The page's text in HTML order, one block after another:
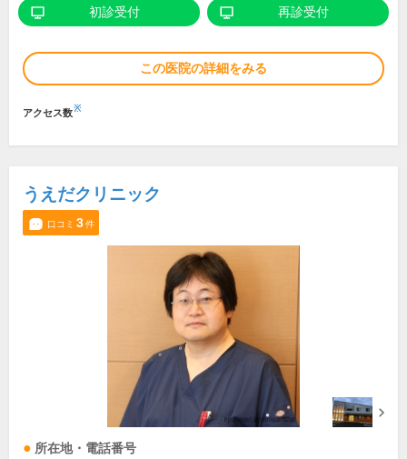
初診受付 再診受付
この医院の詳細をみる
アクセス数※
うえだクリニック
口コミ 3件
所在地・電話番号